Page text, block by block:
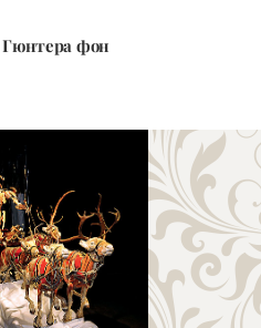
Гюнтера фон